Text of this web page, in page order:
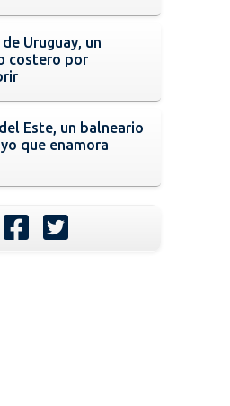
Uruguay, un
costero por
Este, un balneario
que enamora